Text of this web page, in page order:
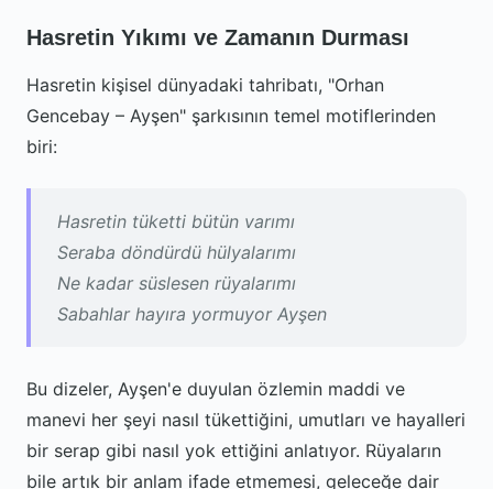
Hasretin Yıkımı ve Zamanın Durması
Hasretin kişisel dünyadaki tahribatı, "Orhan
Gencebay – Ayşen" şarkısının temel motiflerinden
biri:
Hasretin tüketti bütün varımı
Seraba döndürdü hülyalarımı
Ne kadar süslesen rüyalarımı
Sabahlar hayıra yormuyor Ayşen
Bu dizeler, Ayşen'e duyulan özlemin maddi ve
manevi her şeyi nasıl tükettiğini, umutları ve hayalleri
bir serap gibi nasıl yok ettiğini anlatıyor. Rüyaların
bile artık bir anlam ifade etmemesi, geleceğe dair